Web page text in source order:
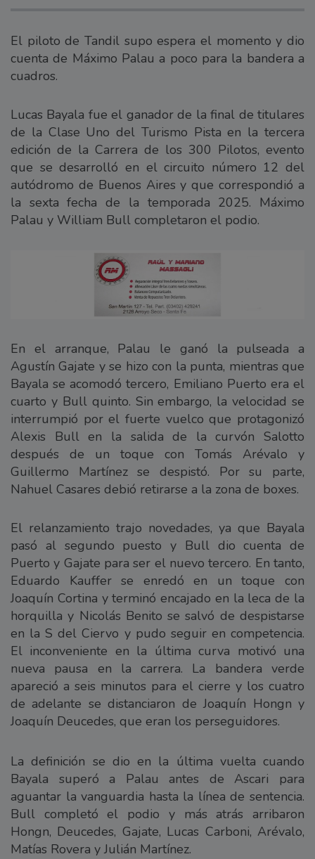
El piloto de Tandil supo espera el momento y dio
cuenta de Máximo Palau a poco para la bandera a
cuadros.
Lucas Bayala fue el ganador de la final de titulares
de la Clase Uno del Turismo Pista en la tercera
edición de la Carrera de los 300 Pilotos, evento
que se desarrolló en el circuito número 12 del
autódromo de Buenos Aires y que correspondió a
la sexta fecha de la temporada 2025. Máximo
Palau y William Bull completaron el podio.
En el arranque, Palau le ganó la pulseada a
Agustín Gajate y se hizo con la punta, mientras que
Bayala se acomodó tercero, Emiliano Puerto era el
cuarto y Bull quinto. Sin embargo, la velocidad se
interrumpió por el fuerte vuelco que protagonizó
Alexis Bull en la salida de la curvón Salotto
después de un toque con Tomás Arévalo y
Guillermo Martínez se despistó. Por su parte,
Nahuel Casares debió retirarse a la zona de boxes.
El relanzamiento trajo novedades, ya que Bayala
pasó al segundo puesto y Bull dio cuenta de
Puerto y Gajate para ser el nuevo tercero. En tanto,
Eduardo Kauffer se enredó en un toque con
Joaquín Cortina y terminó encajado en la leca de la
horquilla y Nicolás Benito se salvó de despistarse
en la S del Ciervo y pudo seguir en competencia.
El inconveniente en la última curva motivó una
nueva pausa en la carrera. La bandera verde
apareció a seis minutos para el cierre y los cuatro
de adelante se distanciaron de Joaquín Hongn y
Joaquín Deucedes, que eran los perseguidores.
La definición se dio en la última vuelta cuando
Bayala superó a Palau antes de Ascari para
aguantar la vanguardia hasta la línea de sentencia.
Bull completó el podio y más atrás arribaron
Hongn, Deucedes, Gajate, Lucas Carboni, Arévalo,
Matías Rovera y Julián Martínez.